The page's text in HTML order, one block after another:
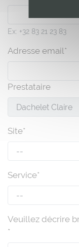
Ex: +32 83 21 23 83
Adresse email*
Prestataire
Site*
Service*
Veuillez décrire
*